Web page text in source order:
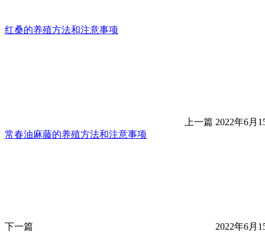
红桑的养殖方法和注意事项
上一篇 2022年6月
常春油麻藤的养殖方法和注意事项
下一篇 2022年6月